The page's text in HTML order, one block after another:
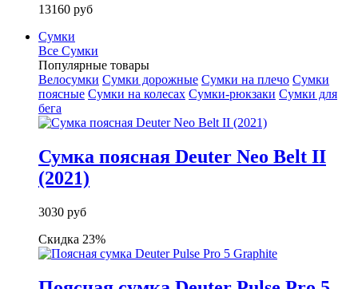
13160 руб
Сумки
Все Сумки
Популярные товары
Велосумки Сумки дорожные Сумки на плечо Сумки
поясные Сумки на колесах Сумки-рюкзаки Сумки для
бега
Сумка поясная Deuter Neo Belt II
(2021)
3030 руб
Скидка 23%